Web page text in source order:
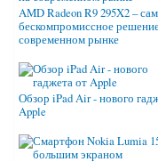
AMD Radeon R9 295X2 –
бескомпромиссное
современном рынке
Обзор iPad Air - нового
Apple